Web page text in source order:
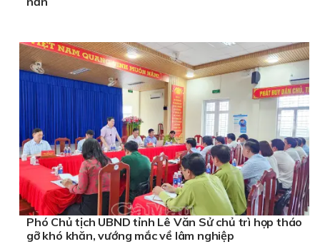
Phó Chủ tịch UBND tỉnh Lê Văn Sử chủ trì họp tháo
gỡ khó khăn, vướng mắc về lâm nghiệp